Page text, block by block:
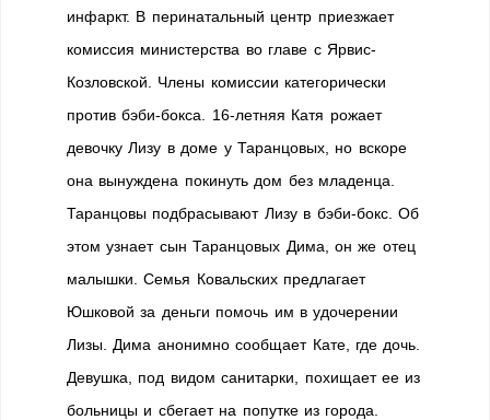
инфаркт. В перинатальный центр приезжает
комиссия министерства во главе с Ярвис-
Козловской. Члены комиссии категорически
против бэби-бокса. 16-летняя Катя рожает
девочку Лизу в доме у Таранцовых, но вскоре
она вынуждена покинуть дом без младенца.
Таранцовы подбрасывают Лизу в бэби-бокс. Об
этом узнает сын Таранцовых Дима, он же отец
малышки. Семья Ковальских предлагает
Юшковой за деньги помочь им в удочерении
Лизы. Дима анонимно сообщает Кате, где дочь.
Девушка, под видом санитарки, похищает ее из
больницы и сбегает на попутке из города.